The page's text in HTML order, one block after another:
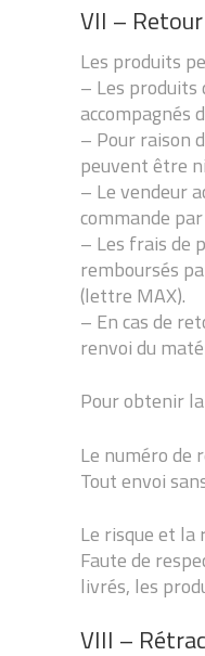
VII –
Les produits
– Les
accompagnés
– Pour raison
peuvent être
– Le vendeur
commande
– Les frais de
remboursés
(lettre MAX).
– En cas de
renvoi du
Pour obtenir
Le numéro de
Tout envoi
Le risque et la
Faute de
livrés, les
VIII –